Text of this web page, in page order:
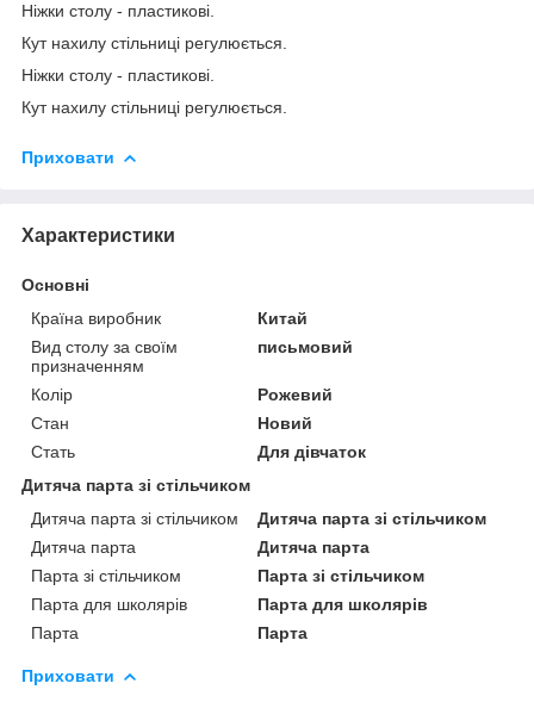
Ніжки столу - пластикові.
Кут нахилу стільниці регулюється.
Ніжки столу - пластикові.
Кут нахилу стільниці регулюється.
Приховати
Характеристики
Основні
Країна виробник
Китай
Вид столу за своїм
призначенням
письмовий
Колір
Рожевий
Стан
Новий
Стать
Для дівчаток
Дитяча парта зі стільчиком
Дитяча парта зі стільчиком
Дитяча парта зі стільчиком
Дитяча парта
Дитяча парта
Парта зі стільчиком
Парта зі стільчиком
Парта для школярів
Парта для школярів
Парта
Парта
Приховати